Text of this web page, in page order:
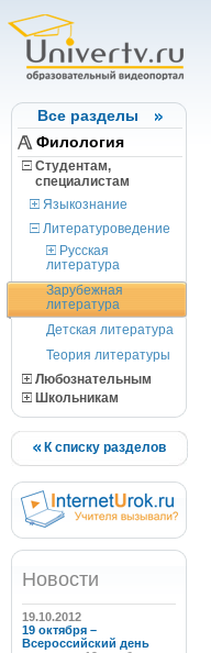
Все разделы
Филология
Студентам,
cпециалистам
Языкознание
Литературоведение
Русская
литература
Зарубежная
литература
Детская литература
Теория литературы
Любознательным
Школьникам
К списку разделов
Новости
19.10.2012
19 октября –
Всероссийский день